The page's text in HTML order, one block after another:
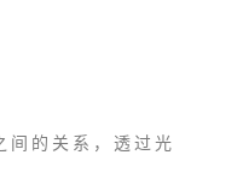
间的关系，透过光